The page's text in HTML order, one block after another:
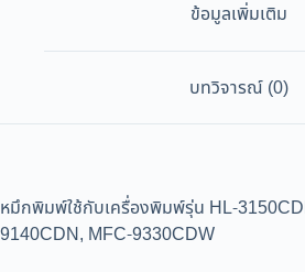
ข้อมูลเพิ่มเติม
บทวิจารณ์ (0)
หมึกพิมพ์ใช้กับเครื่องพิมพ์รุ่น HL-
9140CDN, MFC-9330CDW